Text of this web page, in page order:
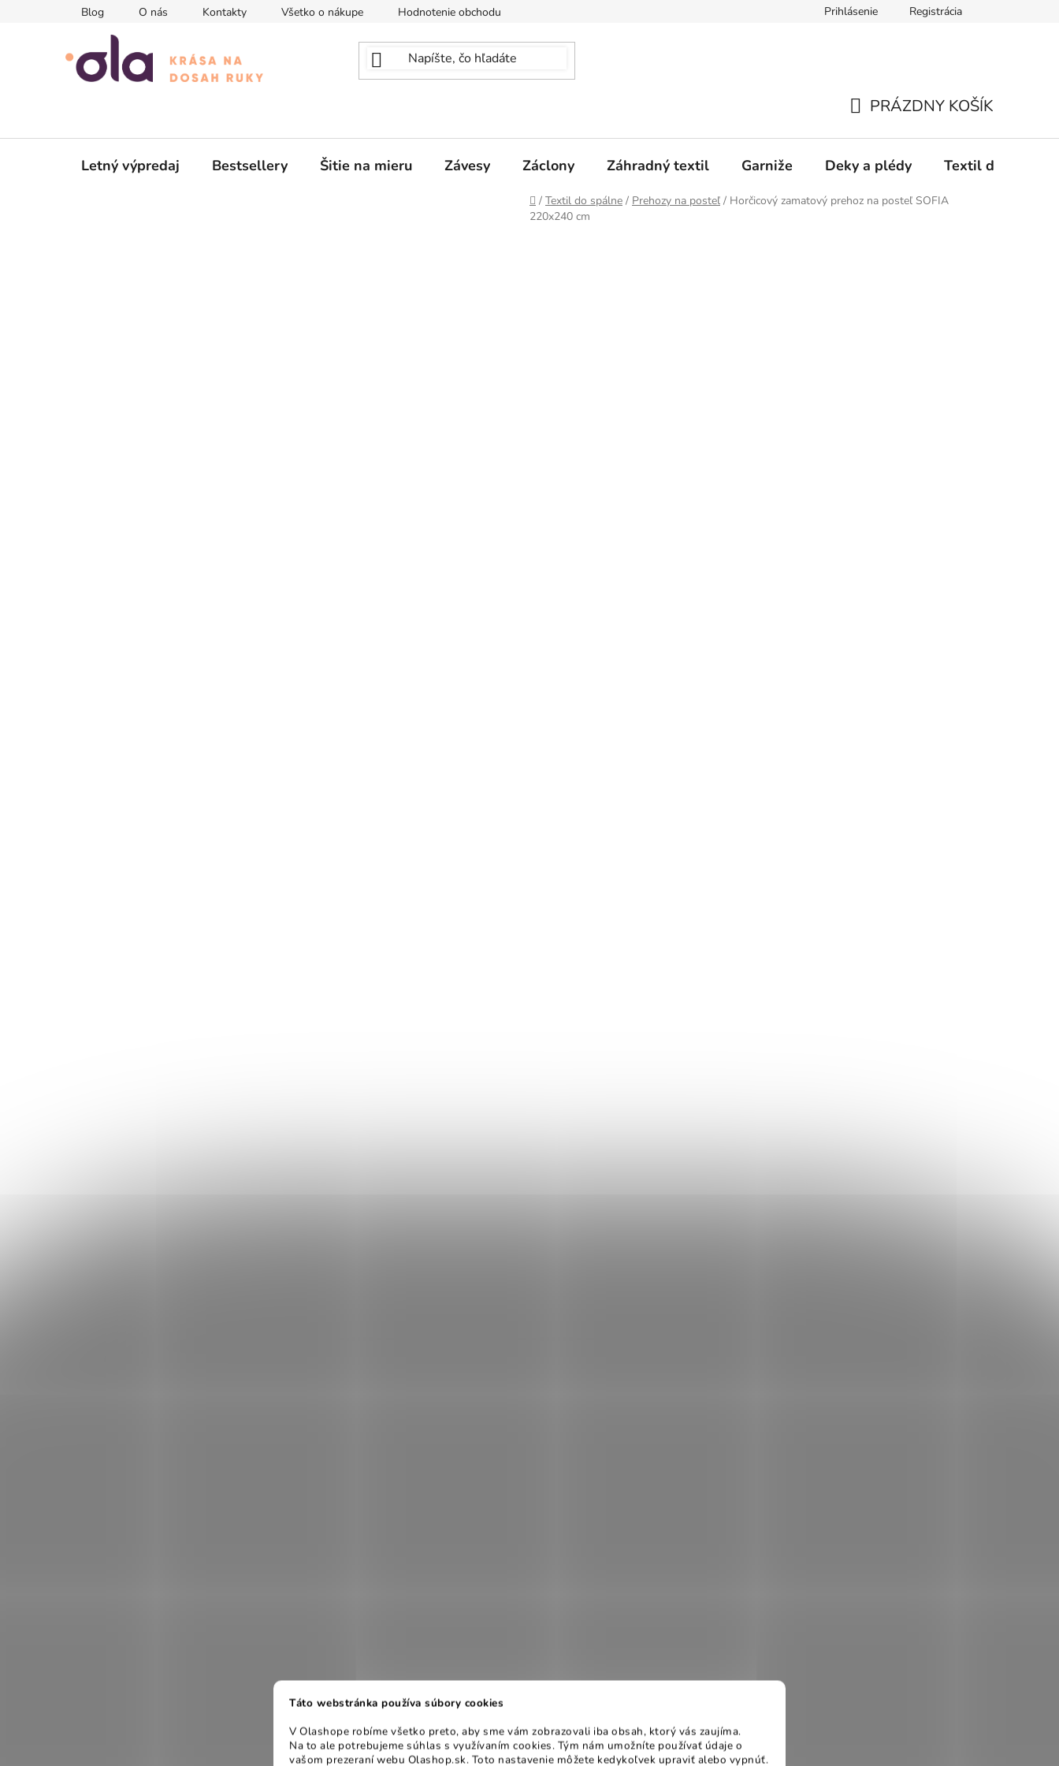
Táto webstránka používa súbory cookies
V Olashope robíme všetko preto, aby sme vám zobrazovali iba obsah, ktorý vás zaujíma.
Na to ale potrebujeme súhlas s využívaním cookies. Tým nám umožníte používať údaje o
vašom prezeraní webu Olashop.sk. Toto nastavenie môžete kedykoľvek upraviť alebo vypnúť.
Blog O nás Kontakty Všetko o nákupe Hodnotenie obchodu Prihlásenie Registrácia
KOŠÍK
PRÁZDNY KOŠÍK
Letný výpredaj Bestsellery Šitie na mieru Závesy Záclony Záhradný textil Garniže Deky a plédy Textil do spálne
Domov
/ Textil do spálne / Prehozy na posteľ / Horčicový zamatový prehoz na posteľ SOFIA
220x240 cm